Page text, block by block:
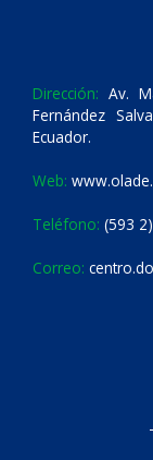
Dirección: Av.
Fernández
Ecuador.
Web:
Teléfono: (593
Correo: